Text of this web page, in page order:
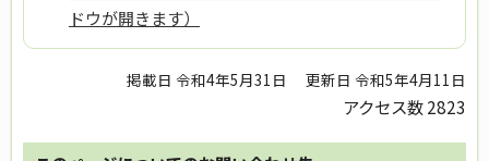
ドウが開きます）
掲載日 令和4年5月31日 更新日 令和5年4月11日
アクセス数2823